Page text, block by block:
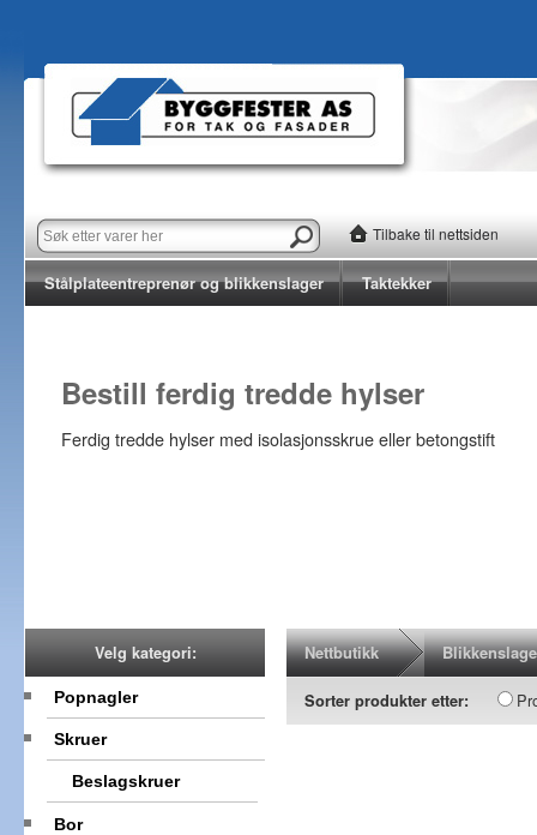
Tilbake til nettsiden
Stålplateentreprenør og blikkenslager Taktekker
Bestill ferdig tredde hylser
Ferdig tredde hylser med isolasjonsskrue eller betongstift
Velg kategori:
Popnagler
Skruer
Beslagskruer
Bor
Nettbutikk
Sorter produkter etter: